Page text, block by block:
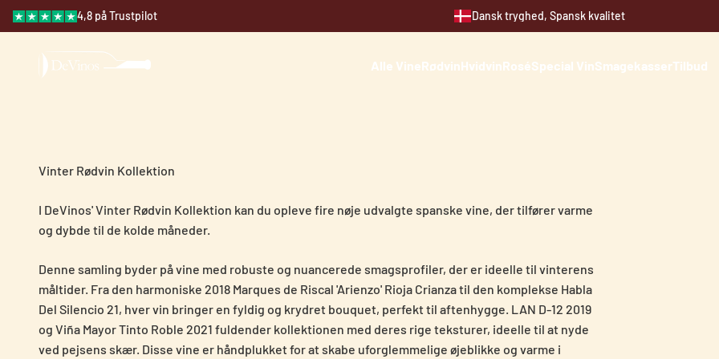
Spring til indhold4,8 på Trustpilot Dansk tryghed, Spansk kvalitet
Alle VineRødvinHvidvinRoséSpecial VinSmagekasserTilbud
devinos.dk
DeVinos åbner døren til skjulte spanske vine, som ellers kun findes i Spanien. Vi specialiserer os i at bringe dig
sædvanlige. Opdag vine, der afspejler Spaniens rigeste terroir, nu tilgængelige
I DeVinos' Vinter Rødvin Kollektion kan du opleve fire nøje udvalgte spanske vine, der tilfører varme
og dybde til de kolde måneder.
Denne samling byder på vine med robuste og nuancerede smagsprofiler, der er ideelle til vinterens
måltider. Fra den harmoniske 2018 Marques de Riscal 'Arienzo' Rioja Crianza til den komplekse Habla
Del Silencio 21, hver vin bringer en fyldig og krydret bouquet, perfekt til aftenhygge. LAN D-12 2019
og Viña Mayor Tinto Roble 2021 fuldender kollektionen med deres rige teksturer, ideelle til at nyde
ved pejsens skær. Disse vine er håndplukket for at skabe uforglemmelige øjeblikke og varme i